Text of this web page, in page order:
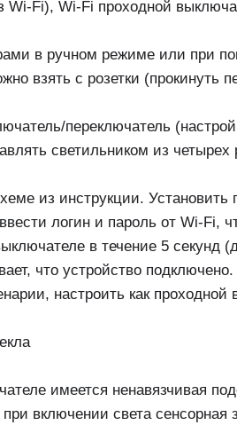
Wi-Fi), Wi-Fi проходной
в ручном режиме или при
взять с розетки
переключатель
светильником из
из инструкции.
логин и пароль от Wi-
в течение 5
что устройство
настроить как проходной
имеется ненавязчивая
включении света сенсорная